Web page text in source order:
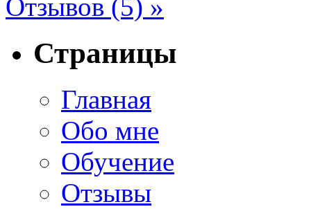
Отзывов (5) »
Страницы
Главная
Обо мне
Обучение
Отзывы